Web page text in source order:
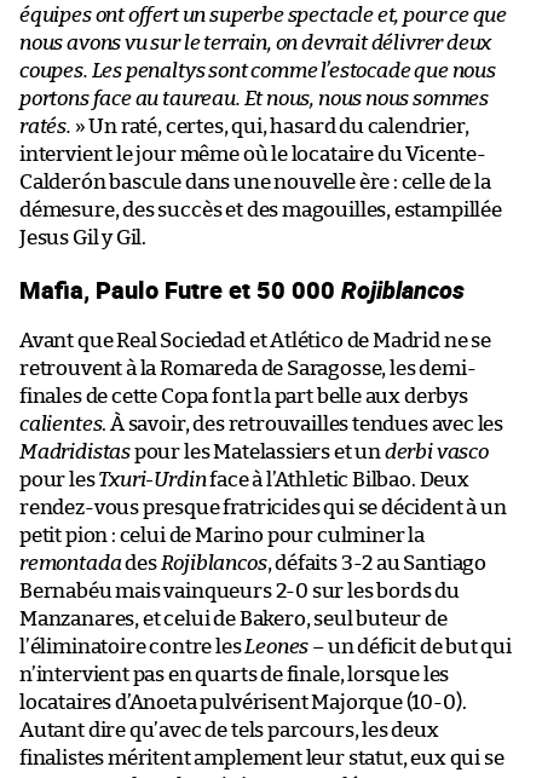
équipes ont offert un superbe spectacle et, pour ce que
nous avons vu sur le terrain, on devrait délivrer deux
coupes. Les penaltys sont comme l’estocade que nous
portons face au taureau. Et nous, nous nous sommes
ratés. » Un raté, certes, qui, hasard du calendrier,
intervient le jour même où le locataire du Vicente-
Calderón bascule dans une nouvelle ère : celle de la
démesure, des succès et des magouilles, estampillée
Jesus Gil y Gil.
Mafia, Paulo Futre et 50 000 Rojiblancos
Avant que Real Sociedad et Atlético de Madrid ne se
retrouvent à la Romareda de Saragosse, les demi-
finales de cette Copa font la part belle aux derbys
calientes. À savoir, des retrouvailles tendues avec les
Madridistaspour les Matelassiers et un derbi vasco
pour lesTxuri-Urdinface à l’Athletic Bilbao. Deux
rendez-vous presque fratricides qui se décident à un
petit pion : celui de Marino pour culminer la
remontadades Rojiblancos, défaits 3-2 au Santiago
Bernabéu mais vainqueurs 2-0 sur les bords du
Manzanares, et celui de Bakero, seul buteur de
l’éliminatoire contre lesLeones – un déficit de but qui
n’intervient pas en quarts de finale, lorsque les
locataires d’Anoeta pulvérisent Majorque (10-0).
Autant dire qu’avec de tels parcours, les deux
finalistes méritent amplement leur statut, eux qui se